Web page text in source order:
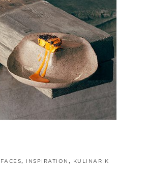
FACES, INSPIRATION , KULINARIK